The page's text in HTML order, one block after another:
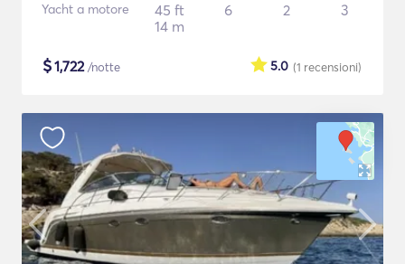
Yacht a motore
45 ft
14 m
6 2 3
$1,722/notte (1 recensioni)
5.0